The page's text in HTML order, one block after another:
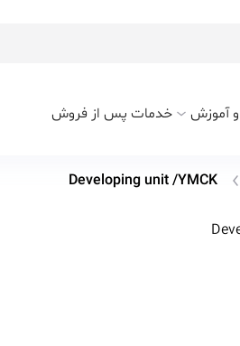
و آموزش خدمات پس از فروش
Developing unit /YMCK